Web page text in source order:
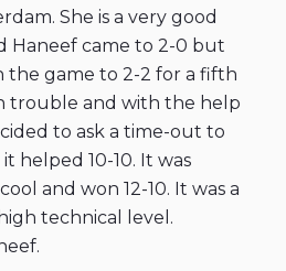
She is a very good
Haneef came to 2-0 but
the game to 2-2 for a fifth
trouble and with the help
to ask a time-out to
helped 10-10. It was
and won 12-10. It was a
technical level.